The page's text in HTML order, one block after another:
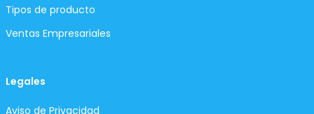
Tipos de producto
Ventas Empresariales
Legales
Aviso de Privacidad